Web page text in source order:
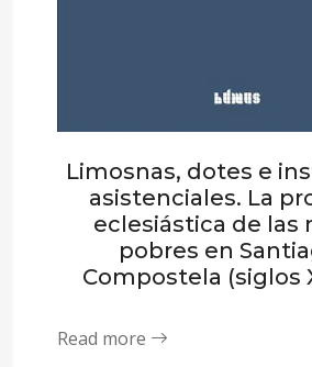
Limosnas, dotes e
asistenciales. La
eclesiástica de las
pobres en
Compostela (siglos
Read more